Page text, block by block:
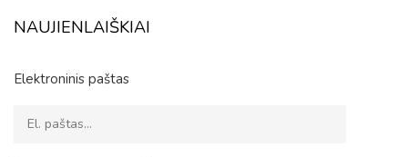
NAUJIENLAIŠKIAI
Elektroninis paštas